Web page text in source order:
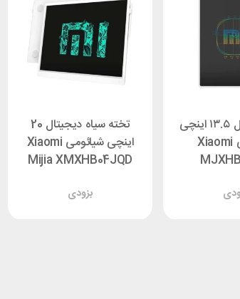
کاغذ دیجیتال ۱۳.۵ اینچی
شیائومی Xiaomi
تخته سیاه دیجیتال 20
اینچی شیائومی Xiaomi
Mijia XMXHB04JQD
بزودی